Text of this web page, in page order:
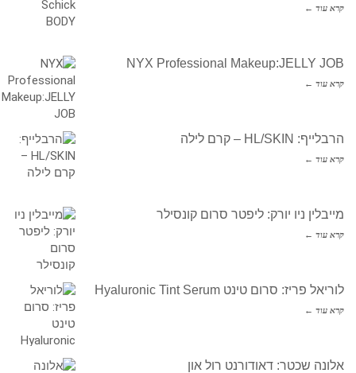
קרא עוד ←
NYX Professional Makeup:JELLY JOB
קרא עוד ←
הרבלייף: HL/SKIN – קרם לילה
קרא עוד ←
מייבלין ניו יורק: ליפטר סרום קונסילר
קרא עוד ←
לוריאל פריז: סרום טינט Hyaluronic Tint Serum
קרא עוד ←
אלונה שכטר: דאודורנט רול און